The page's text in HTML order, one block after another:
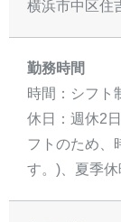
横浜市中区住
勤務時間
時間：シフト
休日：週休2
フトのため、
す。)、夏季